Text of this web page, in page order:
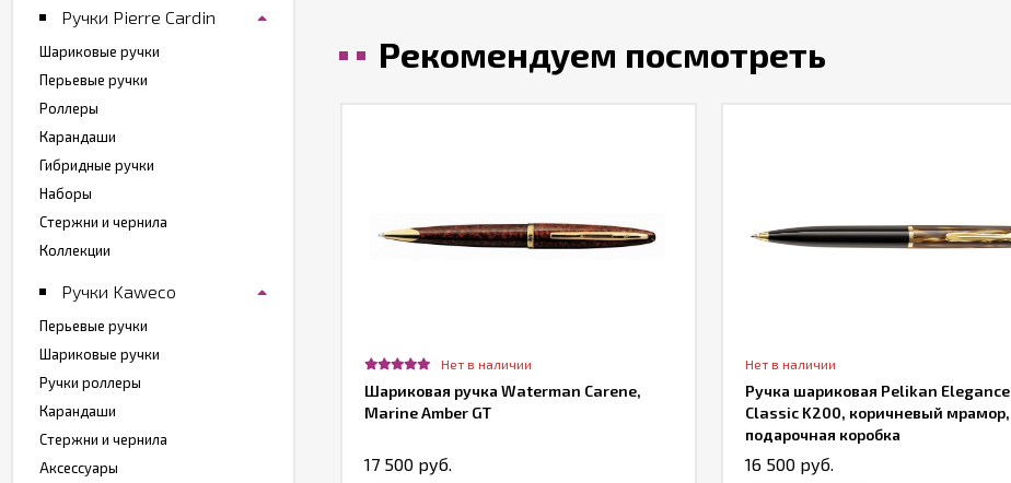
Рекомендуем посмотреть
Нет в наличии
Шариковая ручка Waterman Carene,
Marine Amber GT
17 500 руб.
Нет в наличии
Ручка шариковая Pelikan Elegance
Classic K200, коричневый мрамор,
подарочная коробка
16 500 руб.
Ручки Pierre Cardin
Шариковые ручки
Перьевые ручки
Роллеры
Карандаши
Гибридные ручки
Наборы
Стержни и чернила
Коллекции
Ручки Kaweco
Перьевые ручки
Шариковые ручки
Ручки роллеры
Карандаши
Стержни и чернила
Аксессуары